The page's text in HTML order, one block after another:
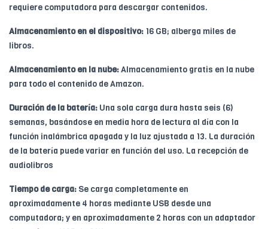
requiere computadora para descargar contenidos.
Almacenamiento en el dispositivo: 16 GB; alberga miles de
libros.
Almacenamiento en la nube:Almacenamiento gratis en la nube
para todo el contenido de Amazon.
Duración de la batería: Una sola carga dura hasta seis (6)
semanas, basándose en media hora de lectura al día con la
función inalámbrica apagada y la luz ajustada a 13. La duración
de la batería puede variar en función del uso. La recepción de
audiolibros
Tiempo de carga: Se carga completamente en
aproximadamente 4 horas mediante USB desde una
computadora; y en aproximadamente 2 horas con un adaptador